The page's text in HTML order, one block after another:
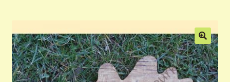
menu
enfant
Actualités 🔍